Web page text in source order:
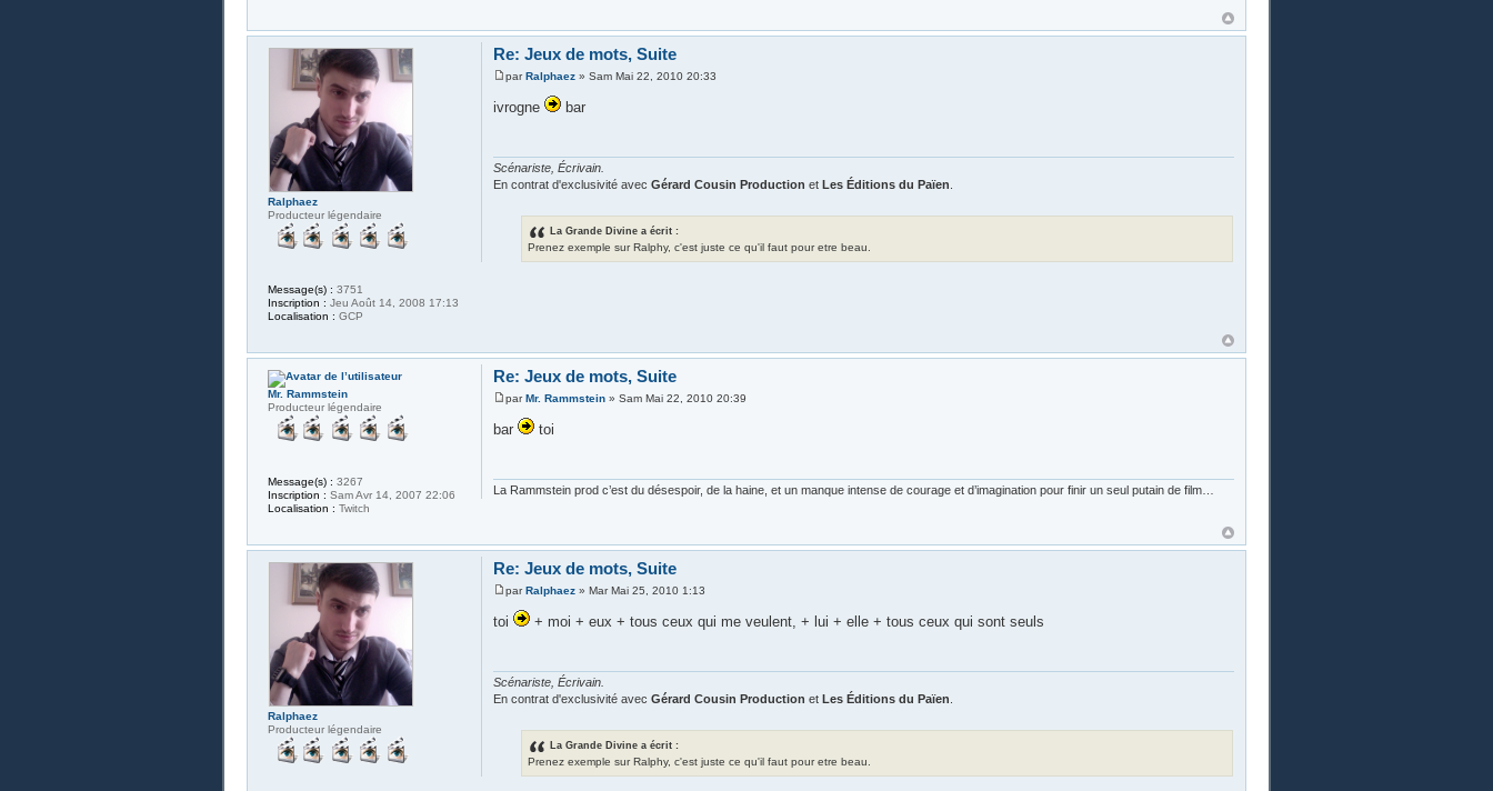
Re: Jeux de mots, Suite
parRalphaez» Sam Mai 22, 2010 20:33
ivrogne bar
Scénariste, Écrivain.
En contrat d'exclusivité avec Gérard Cousin Production et Les Éditions du Païen
La Grande Divine a écrit :
Prenez exemple sur Ralphy, c'est juste ce qu'il faut pour etre beau.
Ralphaez
Producteur légendaire
Message(s) : 3751
Inscription : Jeu Août 14, 2008 17:13
Localisation : GCP
Re: Jeux de mots, Suite
parMr. Rammstein» Sam Mai 22, 2010 20:39
bar toi
La Rammstein prod c’est du désespoir, de la haine, et un manque intense de courage et d’imagination pour finir un seul putain de film…
Mr. Rammstein
Producteur légendaire
Message(s) : 3267
Inscription : Sam Avr 14, 2007 22:06
Localisation : Twitch
Re: Jeux de mots, Suite
parRalphaez» Mar Mai 25, 2010 1:13
toi + moi + eux + tous ceux qui me veulent, + lui + elle + tous ceux qui sont seuls
Scénariste, Écrivain.
En contrat d'exclusivité avec Gérard Cousin Production et Les Éditions du Païen
La Grande Divine a écrit :
Prenez exemple sur Ralphy, c'est juste ce qu'il faut pour etre beau.
Ralphaez
Producteur légendaire